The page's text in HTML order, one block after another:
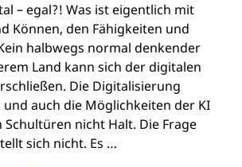
– egal?! Was ist eigentlich mit
Können, den Fähigkeiten und
halbwegs normal denkender
Land kann sich der digitalen
Die Digitalisierung
auch die Möglichkeiten der KI
Schultüren nicht Halt. Die Frage
sich nicht. Es …